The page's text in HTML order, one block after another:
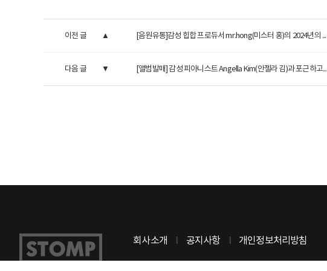
이전 글 [음원유통]감성 힙합 프로듀서 mr.hong(미스터 홍)의 2024년의 ...
다음 글 [앨범발매] 감성 피아니스트 Angella Kim(안젤라 김)과 포근하고...
회사소개 공지사항 개인정보처리방침